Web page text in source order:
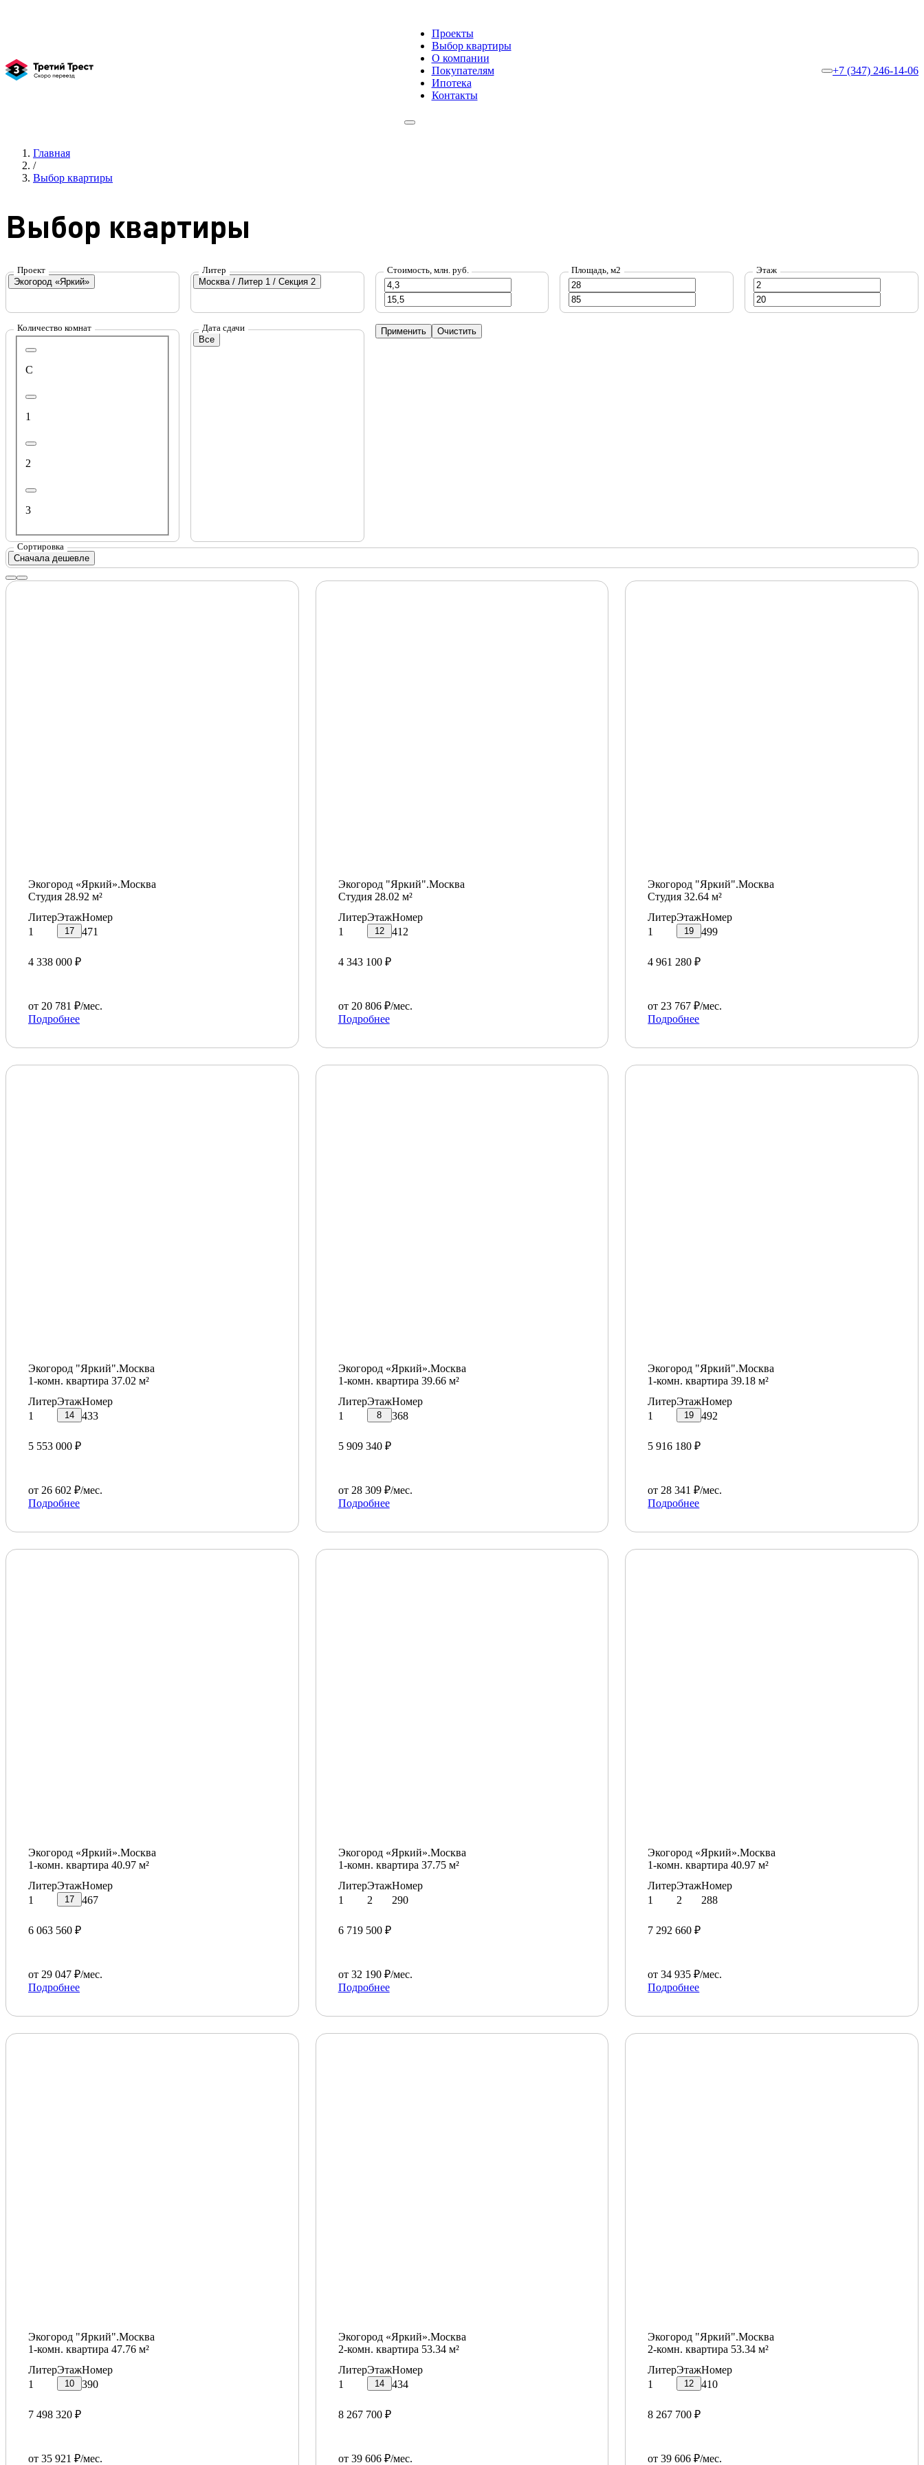
Проекты
Выбор квартиры
О компании
Покупателям
Ипотека
Контакты
+7 (347) 246-14-06
Главная
/
Выбор квартиры
Выбор квартиры
Проект
Экогород «Яркий»
Литер
Москва / Литер 1 / Секция 2
Стоимость, млн. руб. Площадь, м2 Этаж
Количество комнат
С
1
2
3
Дата сдачи
Все
Применить Очистить
Сортировка
Сначала дешевле
Экогород «Яркий».Москва
Студия 28.92 м²
Литер
1
Этаж
17
Номер
471
4 338 000 ₽
от 20 781 ₽/мес.
Подробнее
Экогород "Яркий".Москва
Студия 28.02 м²
Литер
1
Этаж
12
Номер
412
4 343 100 ₽
от 20 806 ₽/мес.
Подробнее
Экогород "Яркий".Москва
Студия 32.64 м²
Литер
1
Этаж
19
Номер
499
4 961 280 ₽
от 23 767 ₽/мес.
Подробнее
Экогород "Яркий".Москва
1-комн. квартира 37.02 м²
Литер
1
Этаж
14
Номер
433
5 553 000 ₽
от 26 602 ₽/мес.
Подробнее
Экогород «Яркий».Москва
1-комн. квартира 39.66 м²
Литер
1
Этаж
8
Номер
368
5 909 340 ₽
от 28 309 ₽/мес.
Подробнее
Экогород "Яркий".Москва
1-комн. квартира 39.18 м²
Литер
1
Этаж
19
Номер
492
5 916 180 ₽
от 28 341 ₽/мес.
Подробнее
Экогород «Яркий».Москва
1-комн. квартира 40.97 м²
Литер
1
Этаж
17
Номер
467
6 063 560 ₽
от 29 047 ₽/мес.
Подробнее
Экогород «Яркий».Москва
1-комн. квартира 37.75 м²
Литер
1
Этаж
2
Номер
290
6 719 500 ₽
от 32 190 ₽/мес.
Подробнее
Экогород «Яркий».Москва
1-комн. квартира 40.97 м²
Литер
1
Этаж
2
Номер
288
7 292 660 ₽
от 34 935 ₽/мес.
Подробнее
Экогород "Яркий".Москва
1-комн. квартира 47.76 м²
Литер
1
Этаж
10
Номер
390
7 498 320 ₽
от 35 921 ₽/мес.
Экогород «Яркий».Москва
2-комн. квартира 53.34 м²
Литер
1
Этаж
14
Номер
434
8 267 700 ₽
от 39 606 ₽/мес.
Экогород "Яркий".Москва
2-комн. квартира 53.34 м²
Литер
1
Этаж
12
Номер
410
8 267 700 ₽
от 39 606 ₽/мес.